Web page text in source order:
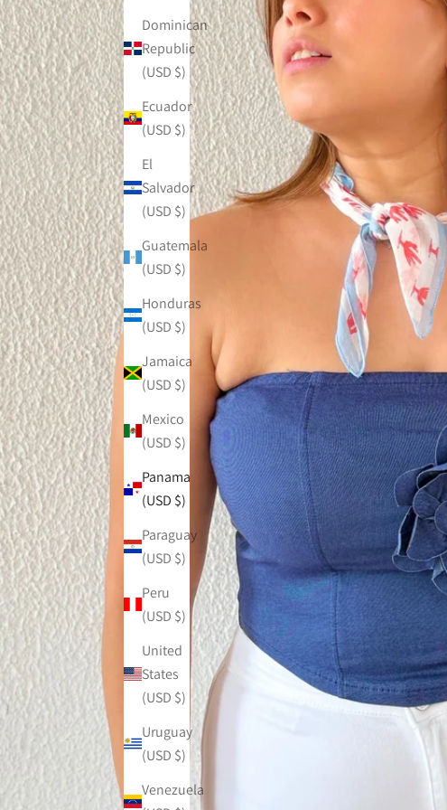
Dominican
Republic
(USD $)
Ecuador
(USD $)
El
Salvador
(USD $)
Guatemala
(USD $)
Honduras
(USD $)
Jamaica
(USD $)
Mexico
(USD $)
Panama
(USD $)
Paraguay
(USD $)
Peru
(USD $)
United
States
(USD $)
Uruguay
(USD $)
Venezuela